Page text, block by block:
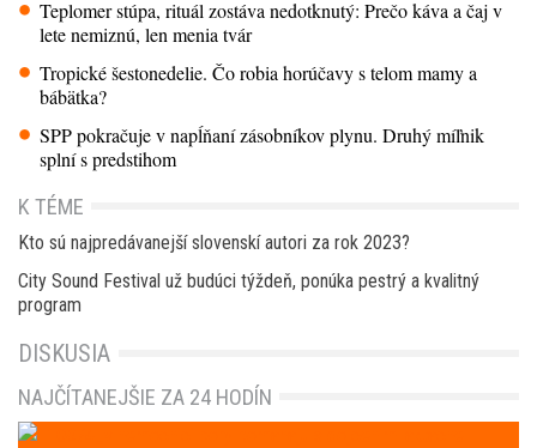
Teplomer stúpa, rituál zostáva nedotknutý: Prečo káva a čaj v
lete nemiznú, len menia tvár
Tropické šestonedelie. Čo robia horúčavy s telom mamy a
bábätka?
SPP pokračuje v napĺňaní zásobníkov plynu. Druhý míľnik
splní s predstihom
K TÉME
Kto sú najpredávanejší slovenskí autori za rok 2023?
City Sound Festival už budúci týždeň, ponúka pestrý a kvalitný
program
DISKUSIA
NAJČÍTANEJŠIE ZA 24 HODÍN